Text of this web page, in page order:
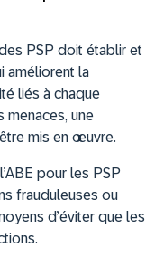
PSP doit établir et
améliorent la
liés à chaque
menaces, une
mis en œuvre.
pour les PSP
frauduleuses ou
d’éviter que les